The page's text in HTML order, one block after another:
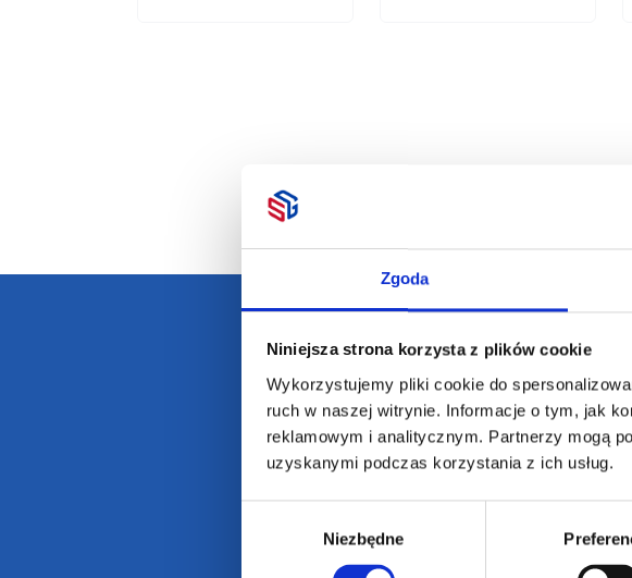
Zgoda
Niniejsza strona korzysta z plików cookie
Wykorzystujemy pliki cookie do
ruch w naszej witrynie. Informacje o tym, jak
reklamowym i analitycznym. Partnerzy mogą
uzyskanymi podczas korzystania z ich usług.
Niezbędne
Darmowa dostawa Darmowa
O Nas